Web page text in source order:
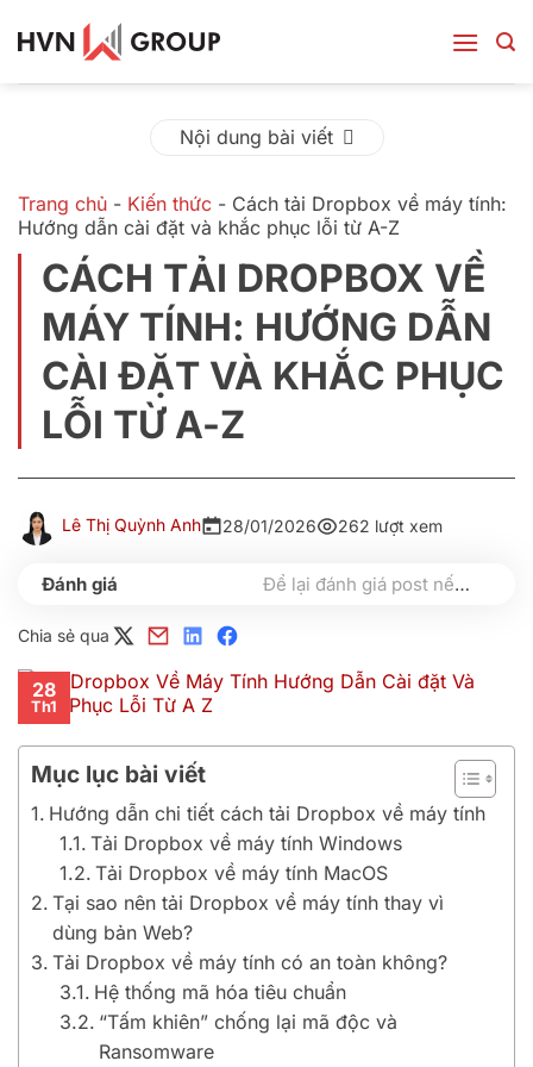
qua
nội
dung
Nội dung bài viết
Trang chủ - Kiến thức - Cách tải Dropbox về máy tính:
Hướng dẫn cài đặt và khắc phục lỗi từ A-Z
CÁCH TẢI DROPBOX VỀ
MÁY TÍNH: HƯỚNG DẪN
CÀI ĐẶT VÀ KHẮC PHỤC
LỖI TỪ A-Z
Lê Thị Quỳnh Anh 28/01/2026 262 lượt xem
Để lại đánh giá post nếu bạn thấy hữu ích nhé
Chia sẻ qua
28
Th1
Mục lục bài viết
Hướng dẫn chi tiết cách tải Dropbox về máy tính
Tải Dropbox về máy tính Windows
Tải Dropbox về máy tính MacOS
Tại sao nên tải Dropbox về máy tính thay vì
dùng bản Web?
Tải Dropbox về máy tính có an toàn không?
Hệ thống mã hóa tiêu chuẩn
“Tấm khiên” chống lại mã độc và
Ransomware